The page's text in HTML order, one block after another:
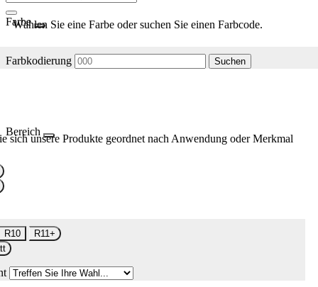
Farbe
Wählen Sie eine Farbe oder suchen Sie einen Farbcode.
Farbkodierung Suchen
Bereich
sich unsere Produkte geordnet nach Anwendung oder Merkmal
R10
R11+